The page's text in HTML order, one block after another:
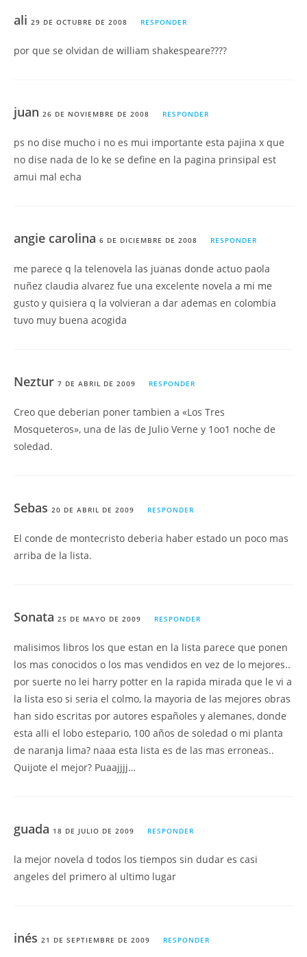
ali 29 DE OCTUBRE DE 2008 RESPONDER
por que se olvidan de william shakespeare????
juan 26 DE NOVIEMBRE DE 2008 RESPONDER
ps no dise mucho i no es mui importante esta pajina x que
no dise nada de lo ke se define en la pagina prinsipal est
amui mal echa
angie carolina 6 DE DICIEMBRE DE 2008 RESPONDER
me parece q la telenovela las juanas donde actuo paola
nuñez claudia alvarez fue una excelente novela a mi me
gusto y quisiera q la volvieran a dar ademas en colombia
tuvo muy buena acogida
Neztur 7 DE ABRIL DE 2009 RESPONDER
Creo que deberian poner tambien a «Los Tres
Mosqueteros», una de las de Julio Verne y 1oo1 noche de
soledad.
Sebas 20 DE ABRIL DE 2009 RESPONDER
El conde de montecristo deberia haber estado un poco mas
arriba de la lista.
Sonata 25 DE MAYO DE 2009 RESPONDER
malisimos libros los que estan en la lista parece que ponen
los mas conocidos o los mas vendidos en vez de lo mejores..
por suerte no lei harry potter en la rapida mirada que le vi a
la lista eso si seria el colmo, la mayoria de las mejores obras
han sido escritas por autores españoles y alemanes, donde
esta alli el lobo estepario, 100 años de soledad o mi planta
de naranja lima? naaa esta lista es de las mas erroneas..
Quijote el mejor? Puaajjjj…
guada 18 DE JULIO DE 2009 RESPONDER
la mejor novela d todos los tiempos sin dudar es casi
angeles del primero al ultimo lugar
inés 21 DE SEPTIEMBRE DE 2009 RESPONDER